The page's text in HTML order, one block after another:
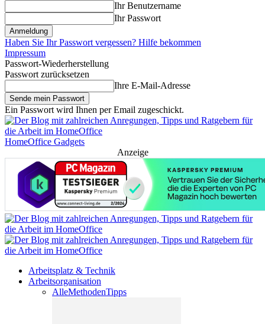
Ihr Benutzername
Ihr Passwort
Haben Sie Ihr Passwort vergessen? Hilfe bekommen
Impressum
Passwort-Wiederherstellung
Passwort zurücksetzen
Ihre E-Mail-Adresse
Ein Passwort wird Ihnen per Email zugeschickt.
HomeOffice Gadgets
Anzeige
Arbeitsplatz & Technik
Arbeitsorganisation
AlleMethodenTipps